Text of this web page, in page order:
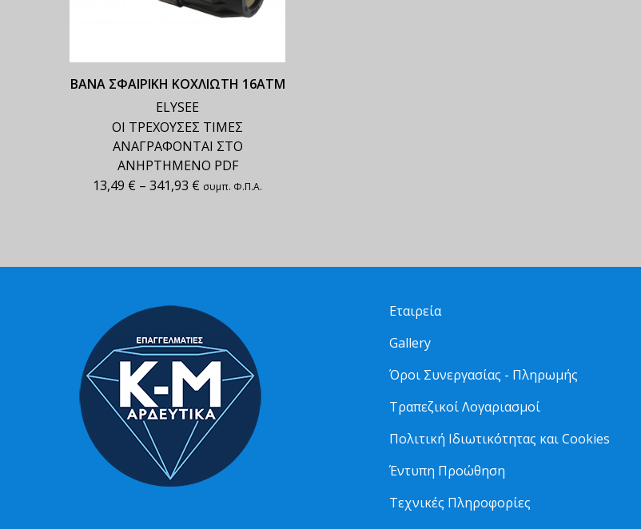
ΒΑΝΑ ΣΦΑΙΡΙΚΗ ΚΟΧΛΙΩΤΗ 16ΑΤΜ
ELYSEE
ΟΙ ΤΡΕΧΟΥΣΕΣ ΤΙΜΕΣ
ΑΝΑΓΡΑΦΟΝΤΑΙ ΣΤΟ
ΑΝΗΡΤΗΜΕΝΟ PDF
13,49 € – 341,93 € συμπ. Φ.Π.Α.
Εταιρεία
Gallery
Όροι Συνεργασίας - Πληρωμής
Τραπεζικοί Λογαριασμοί
Πολιτική Ιδιωτικότητας και Cookies
Έντυπη Προώθηση
Τεχνικές Πληροφορίες